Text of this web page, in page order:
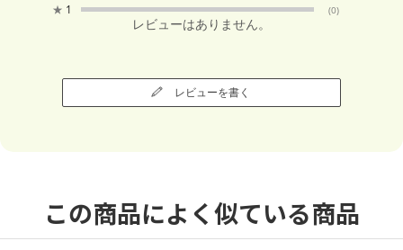
★ 1 (0)
レビューはありません。
レビューを書く
この商品によく似ている商品